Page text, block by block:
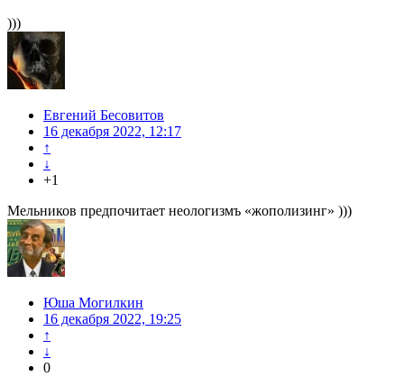
)))
Евгений Бесовитов
16 декабря 2022, 12:17
↑
↓
+1
Мельников предпочитает неологизмъ «жополизинг» )))
Юша Могилкин
16 декабря 2022, 19:25
↑
↓
0